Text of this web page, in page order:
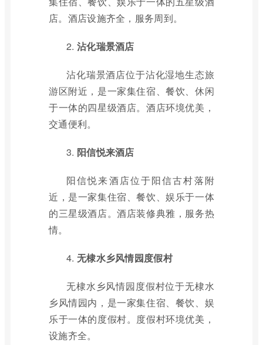
店。酒店设施齐全，服务周到。
2. 沾化瑞景酒店
沾化瑞景酒店位于沾化湿地生态旅
游区附近，是一家集住宿、餐饮、休闲
于一体的四星级酒店。酒店环境优美，
交通便利。
3. 阳信悦来酒店
阳信悦来酒店位于阳信古村落附
近，是一家集住宿、餐饮、娱乐于一体
的三星级酒店。酒店装修典雅，服务热
情。
4. 无棣水乡风情园度假村
无棣水乡风情园度假村位于无棣水
乡风情园内，是一家集住宿、餐饮、娱
乐于一体的度假村。度假村环境优美，
设施齐全。